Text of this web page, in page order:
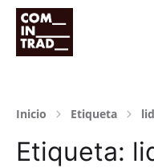
Inicio Etiqueta
Etiqueta: